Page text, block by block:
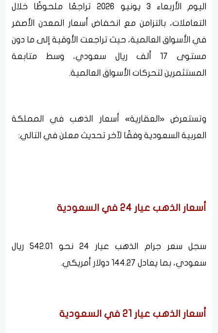
اليوم الأربعاء 3 يونيو 2026 تراجعًا ملحوظًا خلال
التعاملات، بالتزامن مع انخفاض أسعار المعدن الأصفر
في الأسواق العالمية، حيث تراجعت الأوقية إلى ما دون
مستوى 17 ألف ريال سعودي، وسط متابعة
المستثمرين لتحركات الأسواق العالمية.
وتستعرض «العقارية» أسعار الذهب في المملكة
العربية السعودية وفقًا لآخر تحديث معلن في التالي:
أسعار الذهب عيار 24 في السعودية
سجل سعر جرام الذهب عيار 24 نحو 542.01 ريال
سعودي، بما يعادل 144.27 دولار أمريكي.
أسعار الذهب عيار 21 في السعودية